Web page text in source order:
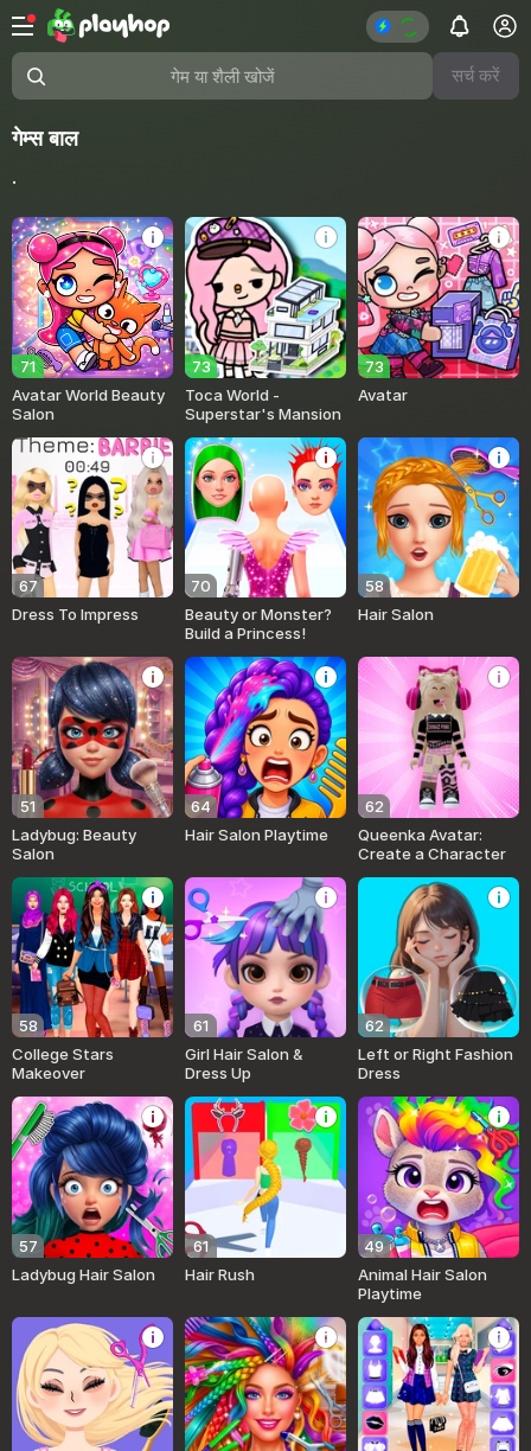
गेम या शैली खोजें सर्च करें
गेम्स बाल
.
71
Avatar World Beauty
Salon
73
Toca World -
Superstar's Mansion
73
Avatar
67
Dress To Impress
70
Beauty or Monster?
Build a Princess!
58
Hair Salon
51
Ladybug: Beauty
Salon
64
Hair Salon Playtime
62
Queenka Avatar:
Create a Character
58
College Stars
Makeover
61
Girl Hair Salon &
Dress Up
62
Left or Right Fashion
Dress
57
Ladybug Hair Salon
61
Hair Rush
49
Animal Hair Salon
Playtime